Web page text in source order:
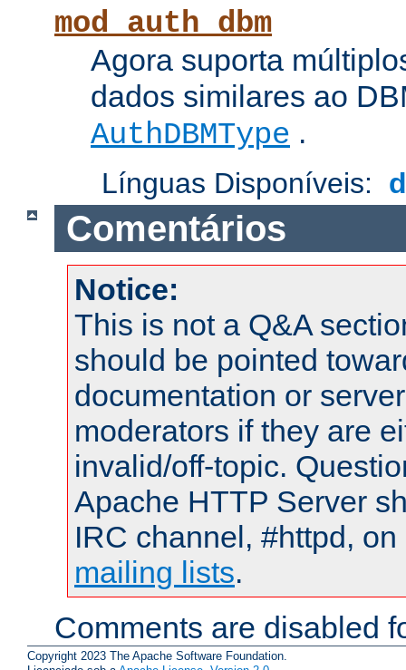
mod_auth_dbm
Agora suporta
dados similares ao
AuthDBMType .
Línguas Disponíveis:
Comentários
Notice:
This is not a Q&A
should be pointed
documentation or
moderators if they are
invalid/off-topic.
Apache HTTP Server
IRC channel, #httpd,
mailing lists.
Comments are disabled
Copyright 2023 The Apache Software Foundation.